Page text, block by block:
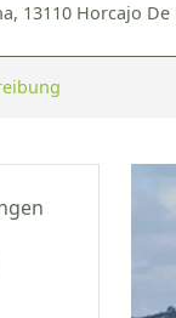
13110 Horcajo